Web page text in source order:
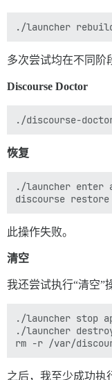
多次尝试均在不同阶
Discourse Doctor
恢复
./launcher enter
此操作失败。
清空
我还尝试执行“清空”
./launcher stop
./launcher
之后，我至少成功执